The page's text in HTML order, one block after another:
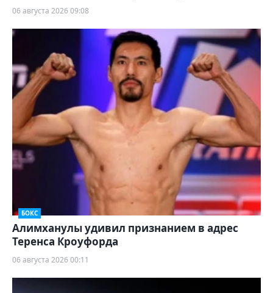
06 августа 2026 09:08
БОКС
Алимханулы удивил признанием в адрес
Теренса Кроуфорда
06 августа 2026 00:11